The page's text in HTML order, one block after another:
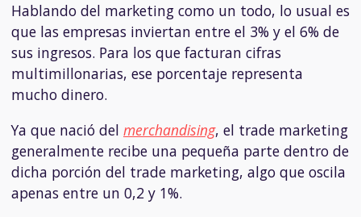
Hablando del marketing como un todo, lo usual es
que las empresas inviertan entre el 3% y el 6% de
sus ingresos. Para los que facturan cifras
multimillonarias, ese porcentaje representa
mucho dinero.
Ya que nació del merchandising, el trade marketing
generalmente recibe una pequeña parte dentro de
dicha porción del trade marketing, algo que oscila
apenas entre un 0,2 y 1%.